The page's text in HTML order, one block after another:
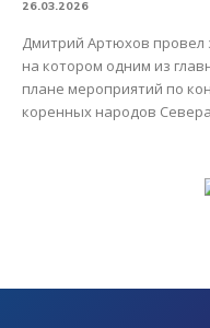
26.03.2026
Дмитрий Артюхов провел
на котором одним из
плане мероприятий по
коренных народов